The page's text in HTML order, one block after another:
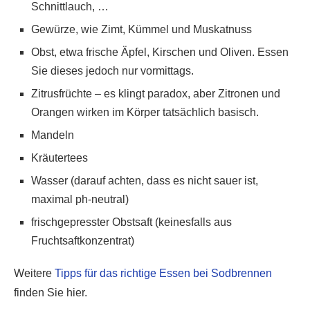
Schnittlauch, …
Gewürze, wie Zimt, Kümmel und Muskatnuss
Obst, etwa frische Äpfel, Kirschen und Oliven. Essen
Sie dieses jedoch nur vormittags.
Zitrusfrüchte – es klingt paradox, aber Zitronen und
Orangen wirken im Körper tatsächlich basisch.
Mandeln
Kräutertees
Wasser (darauf achten, dass es nicht sauer ist,
maximal ph-neutral)
frischgepresster Obstsaft (keinesfalls aus
Fruchtsaftkonzentrat)
Weitere Tipps für das richtige Essen bei Sodbrennen
finden Sie hier.